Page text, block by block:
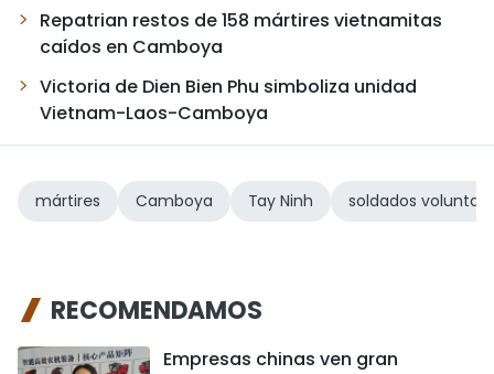
Repatrian restos de 158 mártires vietnamitas
caídos en Camboya
Victoria de Dien Bien Phu simboliza unidad
Vietnam-Laos-Camboya
mártires Camboya Tay Ninh soldados
RECOMENDAMOS
Empresas chinas ven gran